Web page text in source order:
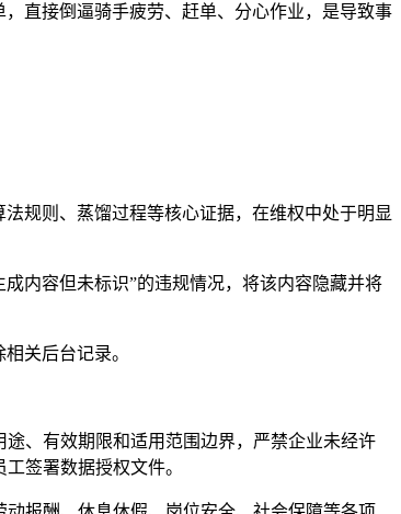
直接倒逼骑手疲劳、赶单、分心作业，是导致事
规则、蒸馏过程等核心证据，在维权中处于明显
内容但未标识”的违规情况，将该内容隐藏并将
关后台记录。
、有效期限和适用范围边界，严禁企业未经许
签署数据授权文件。